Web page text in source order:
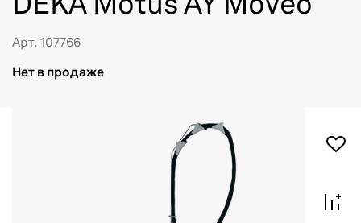
DEKA Motus AY Moveo
Арт. 107766
Нет в продаже